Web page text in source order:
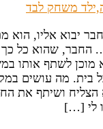
יבוא אליו, הוא
החבר, שהוא כל כך
מוכן לשתף אותו
מה עושים
הצליח ושיתף את
לי […]